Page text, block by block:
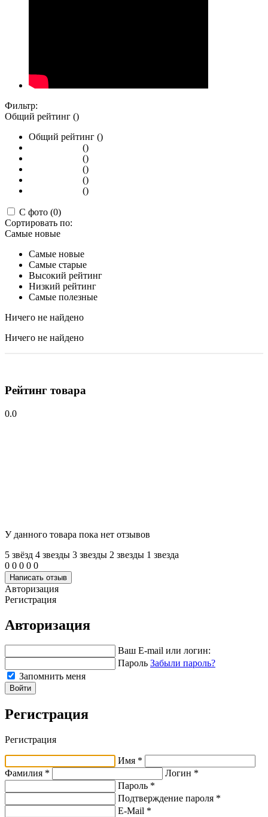
Фильтр:
Общий рейтинг ()
Общий рейтинг ()
()
()
()
()
()
С фото (0)
Сортировать по:
Самые новые
Самые новые
Самые старые
Высокий рейтинг
Низкий рейтинг
Самые полезные
Ничего не найдено
Ничего не найдено
Рейтинг товара
0.0
У данного товара пока нет отзывов
5 звёзд 4 звeзды 3 звeзды 2 звeзды 1 звeзда
0 0 0 0 0
Написать отзыв
Авторизация
Регистрация
Авторизация
Ваш E-mail или логин:
Пароль Забыли пароль?
Запомнить меня
Войти
Регистрация
Регистрация
Имя *
Фамилия *
Логин *
Пароль *
Подтверждение пароля *
E-Mail *